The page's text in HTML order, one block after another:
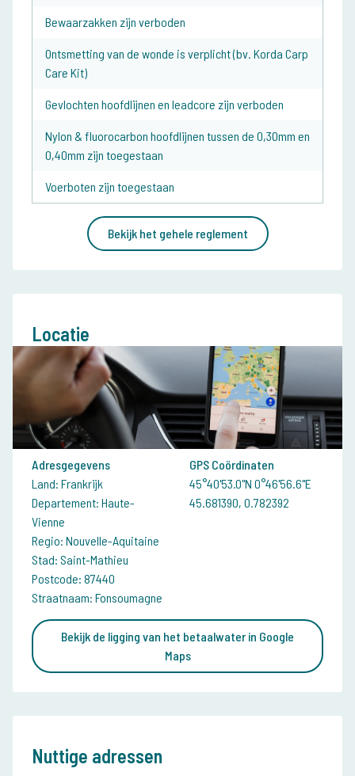
Bewaarzakken zijn verboden
Ontsmetting van de wonde is verplicht (bv. Korda Carp
Care Kit)
Gevlochten hoofdlijnen en leadcore zijn verboden
Nylon & fluorocarbon hoofdlijnen tussen de 0,30mm en
0,40mm zijn toegestaan
Voerboten zijn toegestaan
Bekijk het gehele reglement
Locatie
Adresgegevens
Land: Frankrijk
Departement: Haute-
Vienne
Regio: Nouvelle-Aquitaine
Stad: Saint-Mathieu
Postcode: 87440
Straatnaam: Fonsoumagne
GPS Coördinaten
45°40'53.0"N 0°46'56.6"E
45.681390, 0.782392
Bekijk de ligging van het betaalwater in Google
Maps
Nuttige adressen